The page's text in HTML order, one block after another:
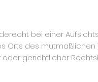
bei einer
Orts des mutmaßlichen
gerichtlicher